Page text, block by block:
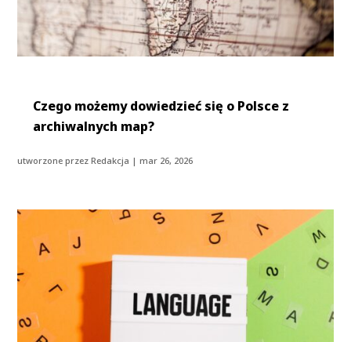
Czego możemy dowiedzieć się o Polsce z
archiwalnych map?
utworzone przezRedakcja |mar 26, 2026